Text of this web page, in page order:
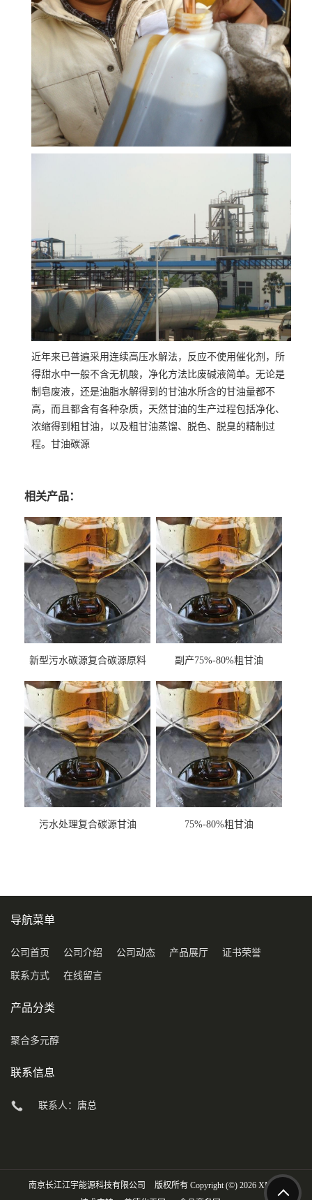
近年来已普遍采用连续高压水解法，反应不使用催化剂，所
得甜水中一般不含无机酸，净化方法比废碱液简单。无论是
制皂废液，还是油脂水解得到的甘油水所含的甘油量都不
高，而且都含有各种杂质，天然甘油的生产过程包括净化、
浓缩得到粗甘油，以及粗甘油蒸馏、脱色、脱臭的精制过
程。甘油碳源
相关产品：
新型污水碳源复合碳源原料
副产75%-80%粗甘油
污水处理复合碳源甘油
75%-80%粗甘油
导航菜单
公司首页 公司介绍 公司动态 产品展厅 证书荣誉
联系方式 在线留言
产品分类
聚合多元醇
联系信息
联系人：唐总
南京长江江宇能源科技有限公司 版权所有 Copyright (©) 2026 XML